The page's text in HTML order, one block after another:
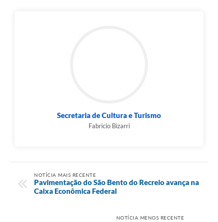
Secretaria de Cultura e Turismo
Fabricio Bizarri
NOTÍCIA MAIS RECENTE
Pavimentação do São Bento do Recreio avança na
Caixa Econômica Federal
NOTÍCIA MENOS RECENTE